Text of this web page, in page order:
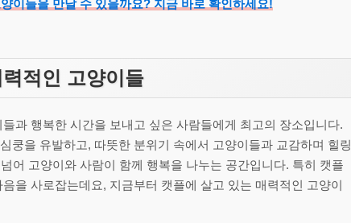
이들을 만날 수 있을까요? 지금 바로 확인하세요!
적인 고양이들
과 행복한 시간을 보내고 싶은 사람들에게 최고의 장소입니다.
쿵을 유발하고, 따뜻한 분위기 속에서 고양이들과 교감하며 힐링
어 고양이와 사람이 함께 행복을 나누는 공간입니다. 특히 캣플
을 사로잡는데요, 지금부터 캣플에 살고 있는 매력적인 고양이